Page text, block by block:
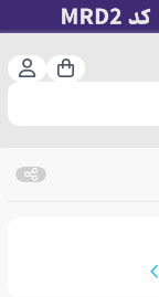
سبد